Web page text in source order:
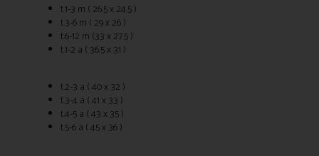
t.1-3 m ( 26.5 x 24.5 )
t.3-6 m ( 29 x 26 )
t.6-12 m (33 x 27.5 )
t.1-2 a ( 36.5 x 31 )
t.2-3 a ( 40 x 32 )
t.3-4 a ( 41 x 33 )
t.4-5 a ( 43 x 35 )
t.5-6 a ( 45 x 36 )